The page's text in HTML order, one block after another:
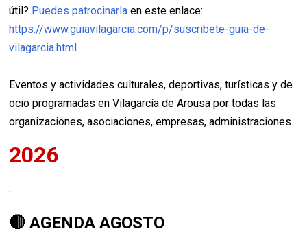
útil? Puedes patrocinarla en este enlace:
https://www.guiavilagarcia.com/p/suscribete-guia-de-
vilagarcia.html
Eventos y actividades culturales, deportivas, turísticas y de
ocio programadas en Vilagarcía de Arousa por todas las
organizaciones, asociaciones, empresas, administraciones.
2026
.
🔴 AGENDA AGOSTO